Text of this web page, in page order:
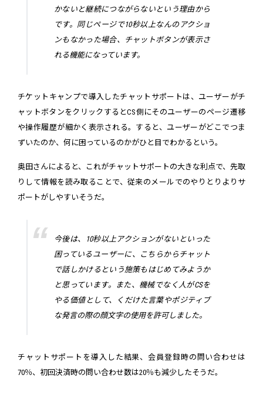
かないと継続につながらないという理由から
です。同じページで10秒以上なんのアクショ
ンもなかった場合、チャットボタンが表示さ
れる機能になっています。
チケットキャンプで導入したチャットサポートは、ユーザーがチ
ャットボタンをクリックするとCS側にそのユーザーのページ遷移
や操作履歴が細かく表示される。すると、ユーザーがどこでつま
ずいたのか、何に困っているのかがひと目でわかるという。
奥田さんによると、これがチャットサポートの大きな利点で、先取
りして情報を読み取ることで、従来のメールでのやりとりよりサ
ポートがしやすいそうだ。
今後は、10秒以上アクションがないといった
困っているユーザーに、こちらからチャット
で話しかけるという施策もはじめてみようか
と思っています。また、機械でなく人がCSを
やる価値として、くだけた言葉やポジティブ
な発言の際の顔文字の使用を許可しました。
チャットサポートを導入した結果、会員登録時の問い合わせは
70％、初回決済時の問い合わせ数は20％も減少したそうだ。